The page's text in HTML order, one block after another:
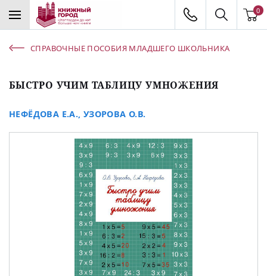
0
СПРАВОЧНЫЕ ПОСОБИЯ МЛАДШЕГО ШКОЛЬНИКА
БЫСТРО УЧИМ ТАБЛИЦУ УМНОЖЕНИЯ
НЕФЁДОВА Е.А. УЗОРОВА О.В.